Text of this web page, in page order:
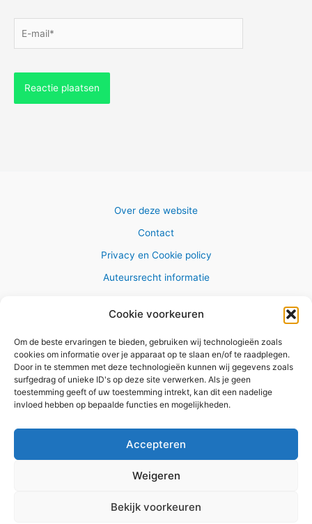
Cookie voorkeuren
Om de beste ervaringen te bieden, gebruiken wij technologieën zoals
cookies om informatie over je apparaat op te slaan en/of te raadplegen.
Door in te stemmen met deze technologieën kunnen wij gegevens zoals
surfgedrag of unieke ID's op deze site verwerken. Als je geen
toestemming geeft of uw toestemming intrekt, kan dit een nadelige
invloed hebben op bepaalde functies en mogelijkheden.
Accepteren
Weigeren
Bekijk voorkeuren
mail*
Over deze website
Contact
Privacy en Cookie policy
Auteursrecht informatie
Copyright © 2026 AlleWandelRoutes.nl
Vul hier je e-mail adres in om het
GRATIS wandelboekje te
ontvangen